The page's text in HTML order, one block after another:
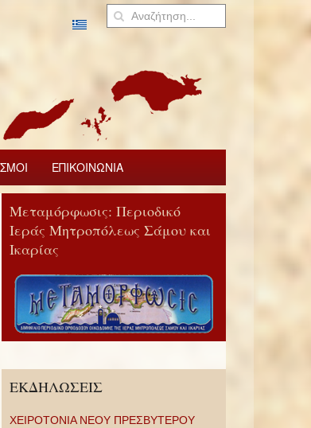
ΕΠΙΚΟΙΝΩΝΙΑ
Μεταμόρφωσις: Περιοδικό
Ιεράς Μητροπόλεως Σάμου και
Ικαρίας
ΕΚΔΗΛΩΣΕΙΣ
ΧΕΙΡΟΤΟΝΙΑ ΝΕΟΥ ΠΡΕΣΒΥΤΕΡΟΥ